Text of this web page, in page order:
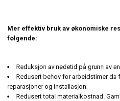
Mer effektiv bruk av økonomiske
følgende:
Reduksjon av nedetid på grunn av
Redusert behov for arbeidstimer
reparasjoner og installasjon.
Redusert total materialkostnad.